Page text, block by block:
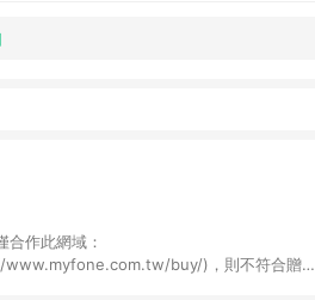
作此網域：
buy/)，則不符合贈點